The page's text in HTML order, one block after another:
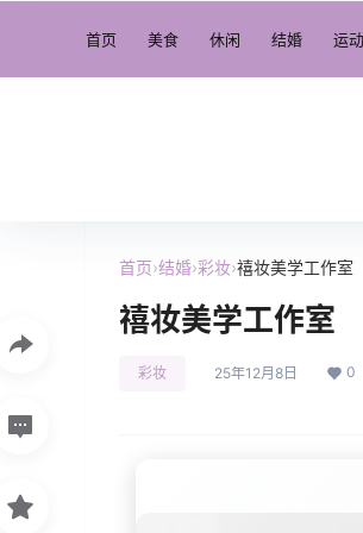
首页 美食 休闲 结婚 运
首页›结婚›彩妆›禧妆美学工作室
禧妆美学工作室
彩妆 25年12月8日 0